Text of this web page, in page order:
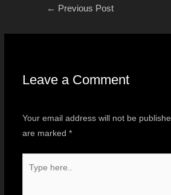
← Previous Post
Leave a Comment
Your email address will not be
are marked *